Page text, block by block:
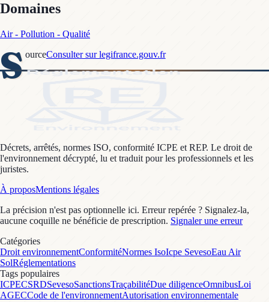
Domaines
Air - Pollution - Qualité
S ourceConsulter sur legifrance.gouv.fr
Décrets, arrêtés, normes ISO, conformité ICPE et REP. Le droit de
l'environnement décrypté, lu et traduit pour les professionnels et les
juristes.
À proposMentions légales
La précision n'est pas optionnelle ici. Erreur repérée ? Signalez-la,
aucune coquille ne bénéficie de prescription. Signaler une erreur
Catégories
Droit environnementConformitéNormes IsoIcpe SevesoEau Air
SolRéglementations
Tags populaires
ICPECSRDSevesoSanctionsTraçabilitéDue diligenceOmnibusLoi
AGECCode de l'environnementAutorisation environnementale